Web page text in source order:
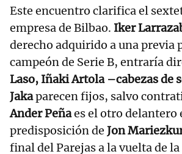
Este encuentro clarifica el
empresa de Bilbao. Iker
derecho adquirido a una previa
campeón de Serie B, entraría
Laso, Iñaki Artola –cabezas de
Jakaparecen fijos, salvo
Ander Peñaes el otro delantero
predisposición de Jon
final del Parejas a la vuelta de